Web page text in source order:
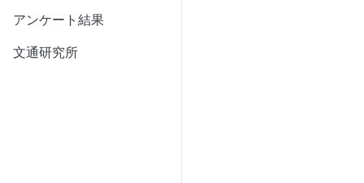
アンケート結果
文通研究所